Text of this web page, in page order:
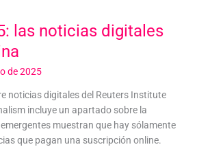
las noticias digitales
de 2025
noticias digitales del Reuters Institute
incluye un apartado sobre la
muestran que hay sólamente
que pagan una suscripción online.